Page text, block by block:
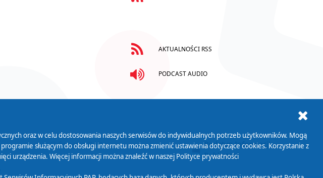
AKTUALNOŚCI RSS
PODCAST AUDIO
Cyfryzacja DAB+
Biuletyn Informacji
Publicznej
oraz w celu dostosowania naszych serwisów do indywidualnych potrzeb użytkowników. Mogą
służącym do obsługi internetu można zmienić ustawienia dotyczące cookies. Korzystanie z
urządzenia. Więcej informacji można znaleźć w naszej Polityce prywatności